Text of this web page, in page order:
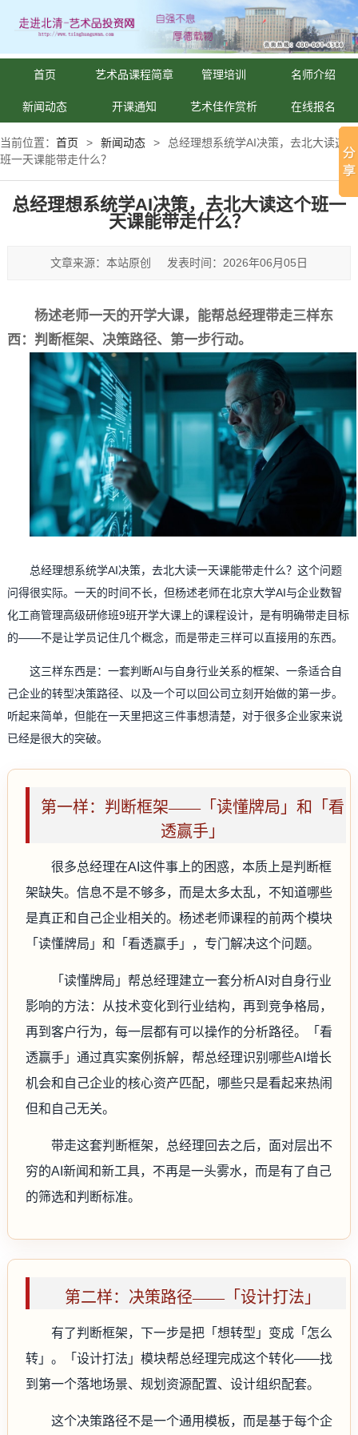
首页 艺术品课程简章 管理培训 名师介绍
新闻动态 开课通知 艺术佳作赏析 在线报名
当前位置： 首页 > 新闻动态 >
总经理想系统学AI决策，去北大读这个
班一天课能带走什么？
总经理想系统学AI决策，去北大读这个班一
天课能带走什么？
文章来源：本站原创 发表时间：2026年06月05日
杨述老师一天的开学大课，能帮总经理带走三样东
西：判断框架、决策路径、第一步行动。
总经理想系统学AI决策，去北大读一天课能带走什么？这个问题
问得很实际。一天的时间不长，但杨述老师在北京大学AI与企业数智
化工商管理高级研修班9班开学大课上的课程设计，是有明确带走目标
的——不是让学员记住几个概念，而是带走三样可以直接用的东西。
这三样东西是：一套判断AI与自身行业关系的框架、一条适合自
己企业的转型决策路径、以及一个可以回公司立刻开始做的第一步。
听起来简单，但能在一天里把这三件事想清楚，对于很多企业家来说
已经是很大的突破。
第一样：判断框架——「读懂牌局」和「看
透赢手」
很多总经理在AI这件事上的困惑，本质上是判断框
架缺失。信息不是不够多，而是太多太乱，不知道哪些
是真正和自己企业相关的。杨述老师课程的前两个模块
「读懂牌局」和「看透赢手」，专门解决这个问题。
「读懂牌局」帮总经理建立一套分析AI对自身行业
影响的方法：从技术变化到行业结构，再到竞争格局，
再到客户行为，每一层都有可以操作的分析路径。「看
透赢手」通过真实案例拆解，帮总经理识别哪些AI增长
机会和自己企业的核心资产匹配，哪些只是看起来热闹
但和自己无关。
带走这套判断框架，总经理回去之后，面对层出不
穷的AI新闻和新工具，不再是一头雾水，而是有了自己
的筛选和判断标准。
第二样：决策路径——「设计打法」
有了判断框架，下一步是把「想转型」变成「怎么
转」。「设计打法」模块帮总经理完成这个转化——找
到第一个落地场景、规划资源配置、设计组织配套。
这个决策路径不是一个通用模板，而是基于每个企